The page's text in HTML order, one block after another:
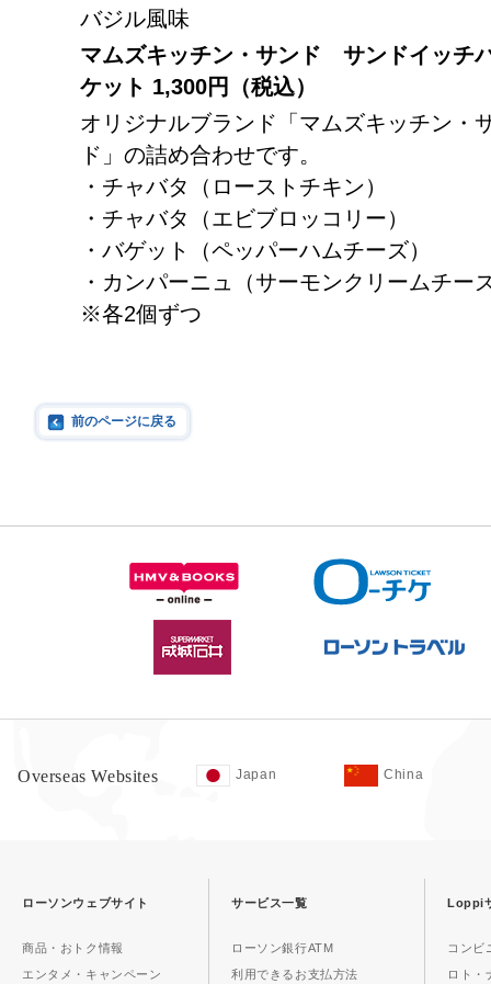
バジル風味
マムズキッチン・サンド サンドイッチ
ケット 1,300円（税込）
オリジナルブランド「マムズキッチン・
ド」の詰め合わせです。
・チャバタ（ローストチキン）
・チャバタ（エビブロッコリー）
・バゲット（ペッパーハムチーズ）
・カンパーニュ（サーモンクリームチー
※各2個ずつ
前のページに戻る
Overseas Websites Japan China
ローソンウェブサイト
商品・おトク情報
エンタメ・キャンペーン
サービス一覧
ローソン銀行ATM
利用できるお支払方法
Loppi
コンビ
ロト・